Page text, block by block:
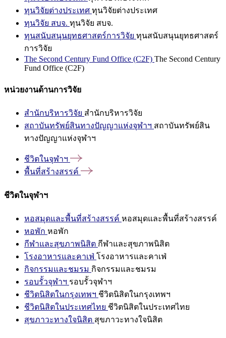
ทุนวิจัยต่างประเทศ ทุนวิจัยต่างประเทศ
ทุนวิจัย สบจ. ทุนวิจัย สบจ.
ทุนสนับสนุนยุทธศาสตร์การวิจัย ทุนสนับสนุนยุทธศาสตร์
การวิจัย
The Second Century Fund Office (C2F) The Second Century
Fund Office (C2F)
หน่วยงานด้านการวิจัย
สำนักบริหารวิจัย สำนักบริหารวิจัย
สถาบันทรัพย์สินทางปัญญาแห่งจุฬาฯ สถาบันทรัพย์สิน
ทางปัญญาแห่งจุฬาฯ
ชีวิตในจุฬาฯ
พื้นที่สร้างสรรค์
ชีวิตในจุฬาฯ
หอสมุดและพื้นที่สร้างสรรค์ หอสมุดและพื้นที่สร้างสรรค์
หอพัก หอพัก
กีฬาและสุขภาพนิสิต กีฬาและสุขภาพนิสิต
โรงอาหารและคาเฟ่ โรงอาหารและคาเฟ่
กิจกรรมและชมรม กิจกรรมและชมรม
รอบรั้วจุฬาฯ รอบรั้วจุฬาฯ
ชีวิตนิสิตในกรุงเทพฯ ชีวิตนิสิตในกรุงเทพฯ
ชีวิตนิสิตในประเทศไทย ชีวิตนิสิตในประเทศไทย
สุขภาวะทางใจนิสิต สุขภาวะทางใจนิสิต